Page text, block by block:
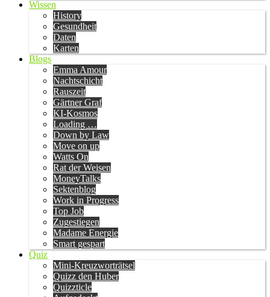
Wissen
History
Gesundheit
Daten
Karten
Blogs
Emma Amour
Nachtschicht
Rauszeit
Gärtner Graf
KI-Kosmos
Loading …
Down by Law
Move on up
Watts On
Rat der Weisen
MoneyTalks
Sektenblog
Work in Progress
Top Job
Zugestiegen
Madame Energie
Smart gespart
Quiz
Mini-Kreuzworträtsel
Quizz den Huber
Quizzticle